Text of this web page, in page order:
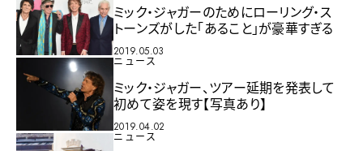
ミック・ジャガーのためにローリング・ス
トーンズがした「あること」が豪華すぎる
2019.05.03
ニュース
ミック・ジャガー、ツアー延期を発表して
初めて姿を現す【写真あり】
2019.04.02
ニュース